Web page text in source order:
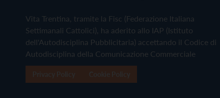
Vita Trentina, tramite la Fisc (Federazione Italiana
Settimanali Cattolici), ha aderito allo IAP (Istituto
dell'Autodisciplina Pubblicitaria) accettando il Codice di
Autodisciplina della Comunicazione Commerciale